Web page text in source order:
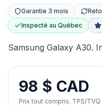
Garantie 3 mois
Inspecté au Québec
Samsung Galaxy A30.
98 $ CAD
Prix tout compris. TPS/